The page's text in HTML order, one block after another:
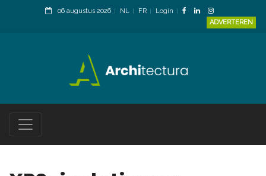
06 augustus 2026 NL FR
Login
ADVERTEREN